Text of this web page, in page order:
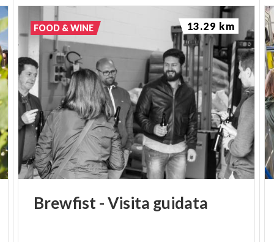
Brewfist-Visita guidata
FOOD & WINE 13.29 km